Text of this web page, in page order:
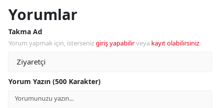
Yorumlar
Takma Ad
Yorum yapmak için, istersenizgiriş yapabilirveya kayıt olabilirsiniz.
Yorum Yazın (500 Karakter)